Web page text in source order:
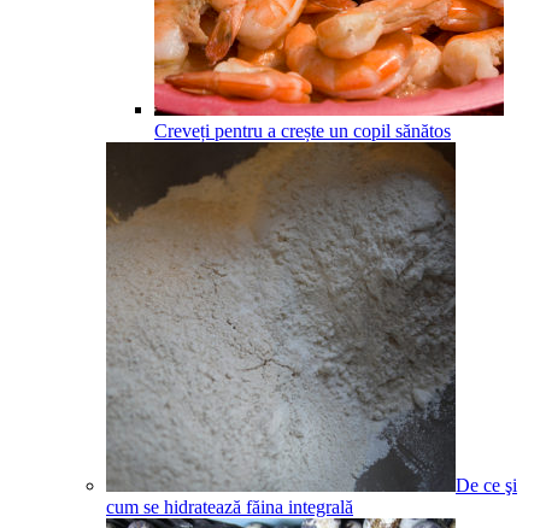
Creveți pentru a crește un copil sănătos
De ce şi
cum se hidratează făina integrală